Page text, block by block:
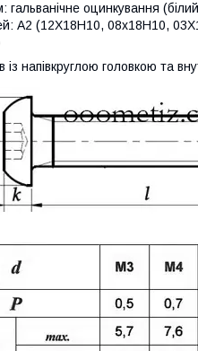
гальванічне оцинкування
А2 (12Х18Н10, 08х18Н10,
із напівкруглою головкою та